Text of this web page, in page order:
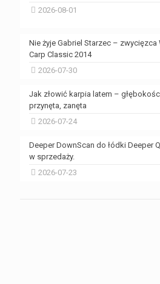
2026-08-01
Nie żyje Gabriel Starzec – zwycięzca
Carp Classic 2014
2026-07-30
Jak złowić karpia latem –
przynęta, zanęta
2026-07-24
Deeper DownScan do łódki Deeper
w sprzedaży.
2026-07-23